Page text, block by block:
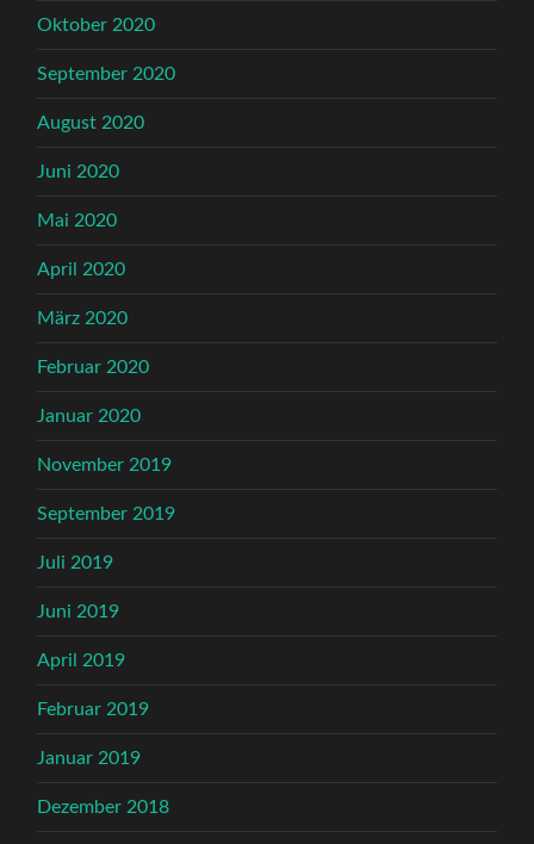
Oktober 2020
September 2020
August 2020
Juni 2020
Mai 2020
April 2020
März 2020
Februar 2020
Januar 2020
November 2019
September 2019
Juli 2019
Juni 2019
April 2019
Februar 2019
Januar 2019
Dezember 2018